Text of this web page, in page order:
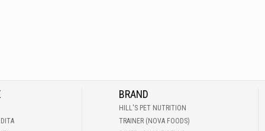
BRAND
HILL'S PET NUTRITION
TRAINER (NOVA FOODS)